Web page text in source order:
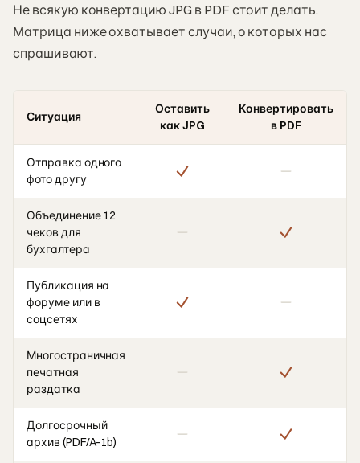
Не всякую конвертацию JPG в PDF стоит делать.
Матрица ниже охватывает случаи, о которых нас
спрашивают.
Ситуация
Оставить
как JPG
Конвертировать
в PDF
Отправка одного
фото другу
Объединение 12
чеков для
бухгалтера
Публикация на
форуме или в
соцсетях
Многостраничная
печатная
раздатка
Долгосрочный
архив (PDF/A-1b)